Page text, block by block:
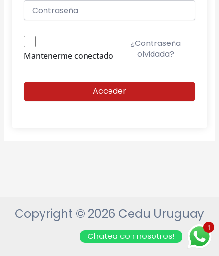
Mantenerme conectado
¿Contraseña
olvidada?
Acceder
Copyright © 2026 Cedu Uruguay
1
Chatea con nosotros!